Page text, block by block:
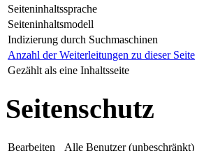
Seiteninhaltssprache
Seiteninhaltsmodell
Indizierung durch Suchmaschinen
Anzahl der Weiterleitungen zu dieser Seite
Gezählt als eine Inhaltsseite
Seitenschutz
Bearbeiten
Alle Benutzer (unbeschränkt)